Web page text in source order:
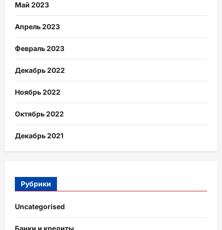
Май 2023
Апрель 2023
Февраль 2023
Декабрь 2022
Ноябрь 2022
Октябрь 2022
Декабрь 2021
Рубрики
Uncategorised
Банки и кредиты